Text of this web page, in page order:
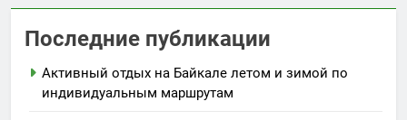
Последние публикации
Активный отдых на Байкале летом и зимой по
индивидуальным маршрутам